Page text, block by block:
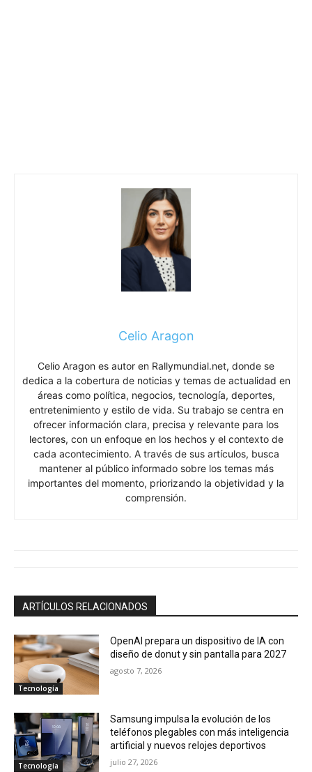
Celio Aragon
Celio Aragon es autor en Rallymundial.net, donde se
dedica a la cobertura de noticias y temas de actualidad en
áreas como política, negocios, tecnología, deportes,
entretenimiento y estilo de vida. Su trabajo se centra en
ofrecer información clara, precisa y relevante para los
lectores, con un enfoque en los hechos y el contexto de
cada acontecimiento. A través de sus artículos, busca
mantener al público informado sobre los temas más
importantes del momento, priorizando la objetividad y la
comprensión.
ARTÍCULOS RELACIONADOS
Tecnología
OpenAI prepara un dispositivo de IA con
diseño de donut y sin pantalla para 2027
agosto 7, 2026
Tecnología
Samsung impulsa la evolución de los
teléfonos plegables con más inteligencia
artificial y nuevos relojes deportivos
julio 27, 2026